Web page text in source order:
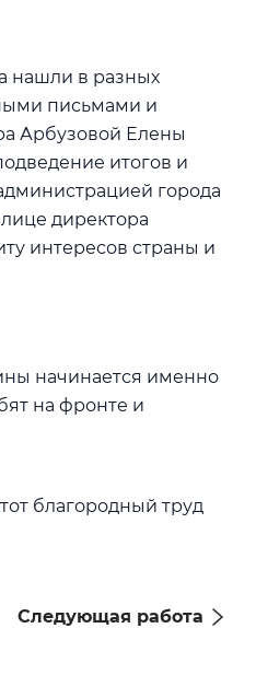
нашли в разных
письмами и
Арбузовой Елены
итогов и
города
директора
интересов страны и
начинается именно
на фронте и
благородный труд
Следующая работа